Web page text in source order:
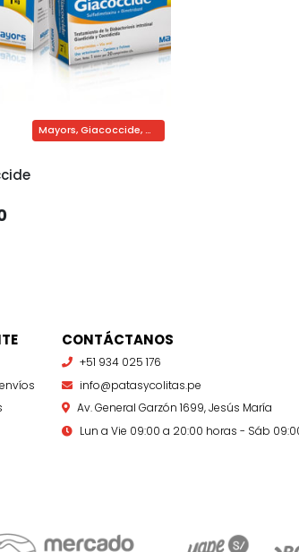
Mayors, Giacoccide, dimetridazol y sulfadimetoxina
CONTÁCTANOS
+51 934 025 176
info@patasycolitas.pe
Av. General Garzón 1699, Jesús María
Lun a Vie 09:00 a 20:00 horas - Sáb